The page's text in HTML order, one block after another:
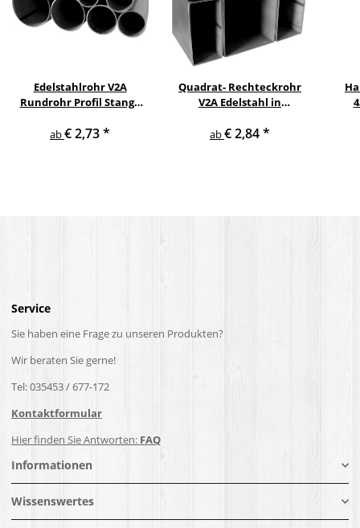
Edelstahlrohr V2A
Rundrohr Profil Stange
Durchmessern
ab€ 2,73*
Quadrat- Rechteckrohr
V2A Edelstahl in
Querschnitten und
ab€ 2,84*
Service
Sie haben eine Frage zu unseren Produkten?
Wir beraten Sie gerne!
Tel: 035453 / 677-172
Kontaktformular
Hier finden Sie Antworten: FAQ
Informationen
Wissenswertes